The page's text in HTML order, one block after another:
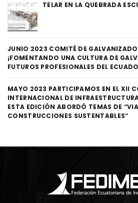
TELAR EN LA QUEBRADA
JUNIO 2023 COMITÉ DE
¡FOMENTANDO UNA CULTURA DE
FUTUROS PROFESIONALES DEL
MAYO 2023 PARTICIPAMOS EN EL XII
INTERNACIONAL DE
ESTA EDICIÓN ABORDÓ TEMAS DE
CONSTRUCCIONES SUSTENTABLES”